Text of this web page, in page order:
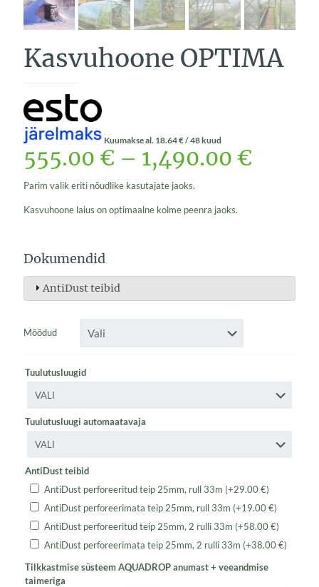
Kasvuhoone OPTIMA
Kuumakse al. 18.64€/ 48 kuud
555.00 € – 1,490.00 €
Parim valik eriti nõudlike kasutajate jaoks.
Kasvuhoone laius on optimaalne kolme peenra jaoks.
Dokumendid
AntiDust teibid
Mõõdud
Tuulutusluugid
Tuulutusluugi automaatavaja
AntiDust teibid
AntiDust perforeeritud teip 25mm, rull 33m (+29.00 €)
AntiDust perforeerimata teip 25mm, rull 33m (+19.00 €)
AntiDust perforeeritud teip 25mm, 2 rulli 33m (+58.00 €)
AntiDust perforeerimata teip 25mm, 2 rulli 33m (+38.00 €)
Tilkkastmise süsteem AQUADROP anumast + veeandmise
taimeriga